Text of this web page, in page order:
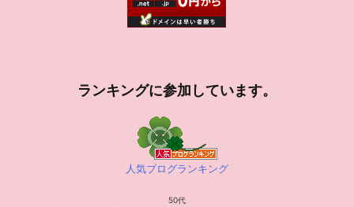
ランキングに参加しています。
人気ブログランキング
50代